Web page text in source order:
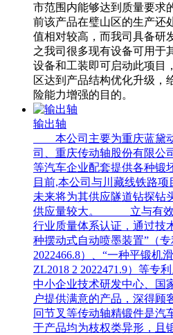
市范围内能够达到质量要求
前该产品在璧山区的生产还
值相对较高，而我司具备研
之我司很多现有设备可用于
设备和工装即可启动此项目
区达到产品结构优化升级，
险能力增强的目的。
输出轴
本公司主要为重庆蓝黛
司、重庆传动轴股份有限公
等汽车企业配套提供各种锻
目前,本公司与川藏线铁路
未来将为其供应隧道钻探钻
供应量较大。 立与有效
行业质量体系认证，通过技
种摆动式自动喷墨装置”（
2022466.8）、“一种平锻机
ZL2018 2 2022471.9）等专
中小企业技术研发中心、国
户提供满意的产品，深
冋节叉等传动轴精锻件是汽
于产品均为枝权类异形，且